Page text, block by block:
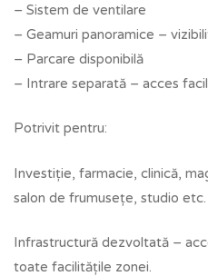
– Sistem de ventilare
– Geamuri panoramice –
– Parcare disponibilă
– Intrare separată – acces
Potrivit pentru:
Investiție, farmacie, clinică,
salon de frumusețe, studio etc.
Infrastructură dezvoltată –
toate facilitățile zonei.